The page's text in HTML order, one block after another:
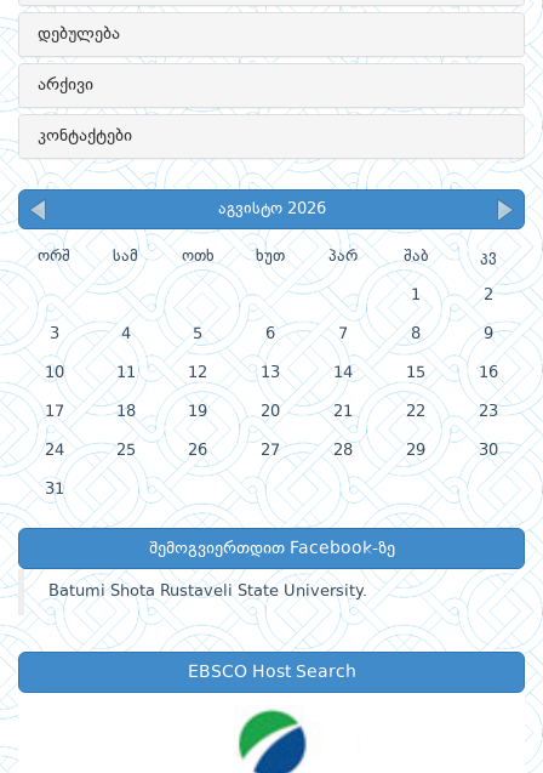
დებულება
არქივი
კონტაქტები
აგვისტო 2026
ორშ სამ ოთხ ხუთ პარ შაბ კვ
1 2
3 4 5 6 7 8 9
10 11 12 13 14 15 16
17 18 19 20 21 22 23
24 25 26 27 28 29 30
31
შემოგვიერთდით Facebook-ზე
Batumi Shota Rustaveli State University.
EBSCO Host Search